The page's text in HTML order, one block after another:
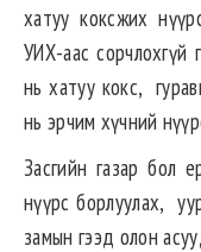
хатуу коксжих
УИХ-аас сорчлохгүй
нь хатуу кокс,
нь эрчим хүчний
Засгийн газар бол
нүүрс борлуулах,
замын гээд олон